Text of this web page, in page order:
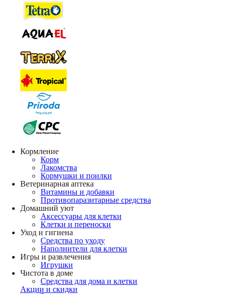
Кормление
Корм
Лакомства
Кормушки и поилки
Ветеринарная аптека
Витамины и добавки
Противопаразитарные средства
Домашний уют
Аксессуары для клетки
Клетки и переноски
Уход и гигиена
Средства по уходу
Наполнители для клетки
Игры и развлечения
Игрушки
Чистота в доме
Средства для дома и клетки
Акции и скидки